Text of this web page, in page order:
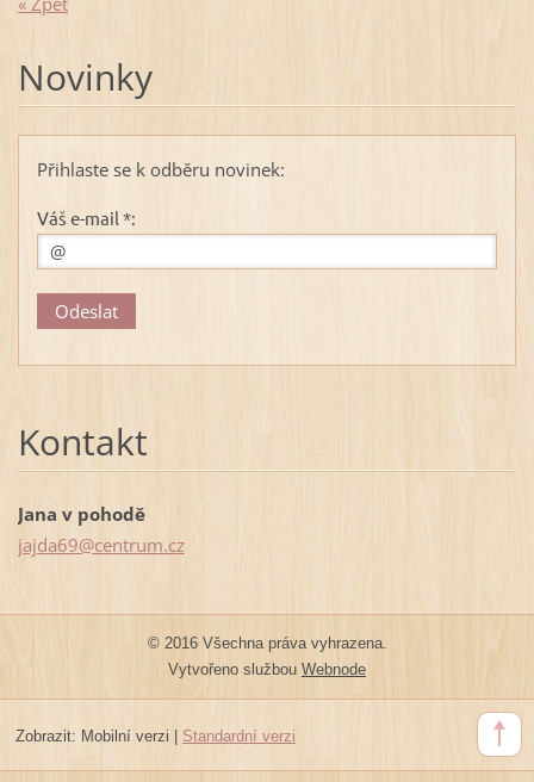
Novinky
Přihlaste se k odběru novinek:
Váš e-mail *:
Kontakt
Jana v pohodě
jajda69@centrum.cz
© 2016 Všechna práva vyhrazena.
Vytvořeno službou Webnode
Zobrazit: Mobilní verzi Standardní verzi